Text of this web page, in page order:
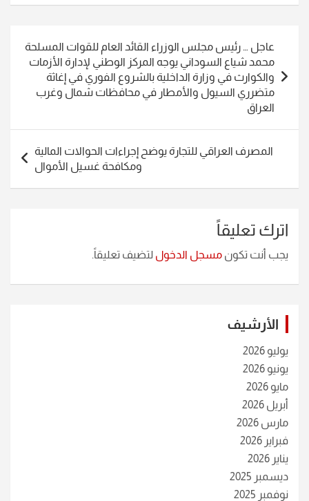
المقالات
عاجل … رئيس مجلس الوزراء القائد العام للقوات المسلحة
محمد شياع السوداني يوجه المركز الوطني لإدارة الأزمات
والكوارث في وزارة الداخلية بالشروع الفوري في إغاثة
متضرري السيول والأمطار في محافظات شمال وغرب
العراق
المصرف العراقي للتجارة يوضح إجراءات الحوالات المالية
ومكافحة غسيل الأموال
اترك تعليقاً
يجب أنت تكون مسجل الدخول لتضيف تعليقاً.
الأرشيف
يوليو 2026
يونيو 2026
مايو 2026
أبريل 2026
مارس 2026
فبراير 2026
يناير 2026
ديسمبر 2025
نوفمبر 2025